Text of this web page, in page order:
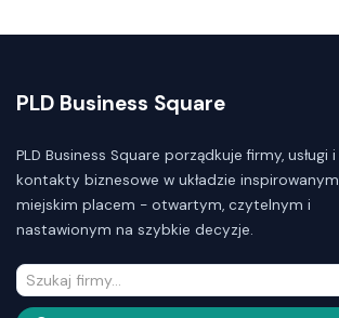
PLD Business Square
PLD Business Square porządkuje firmy, usługi i
kontakty biznesowe w układzie inspirowanym
miejskim placem - otwartym, czytelnym i
nastawionym na szybkie decyzje.